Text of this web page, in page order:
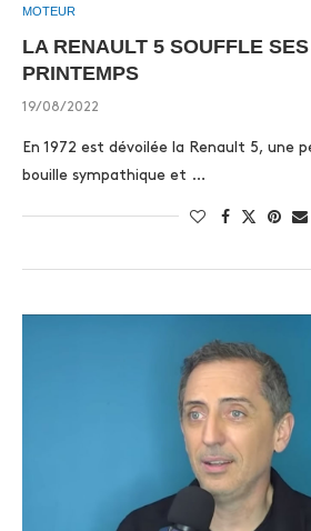
MOTEUR
LA RENAULT 5 SOUFFLE
PRINTEMPS
19/08/2022
En 1972 est dévoilée la Renault 5, une
bouille sympathique et …